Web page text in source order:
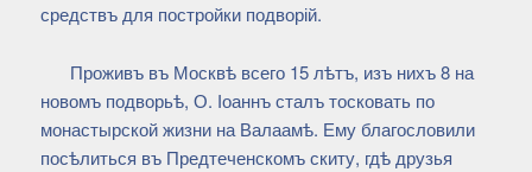
средствъ для постройки подворій.
Проживъ въ Москвѣ всего 15 лѣтъ, изъ нихъ 8 на
новомъ подворьѣ, О. Іоаннъ сталъ тосковать по
монастырской жизни на Валаамѣ. Ему благословили
посѣлиться въ Предтеченскомъ скиту, гдѣ друзья